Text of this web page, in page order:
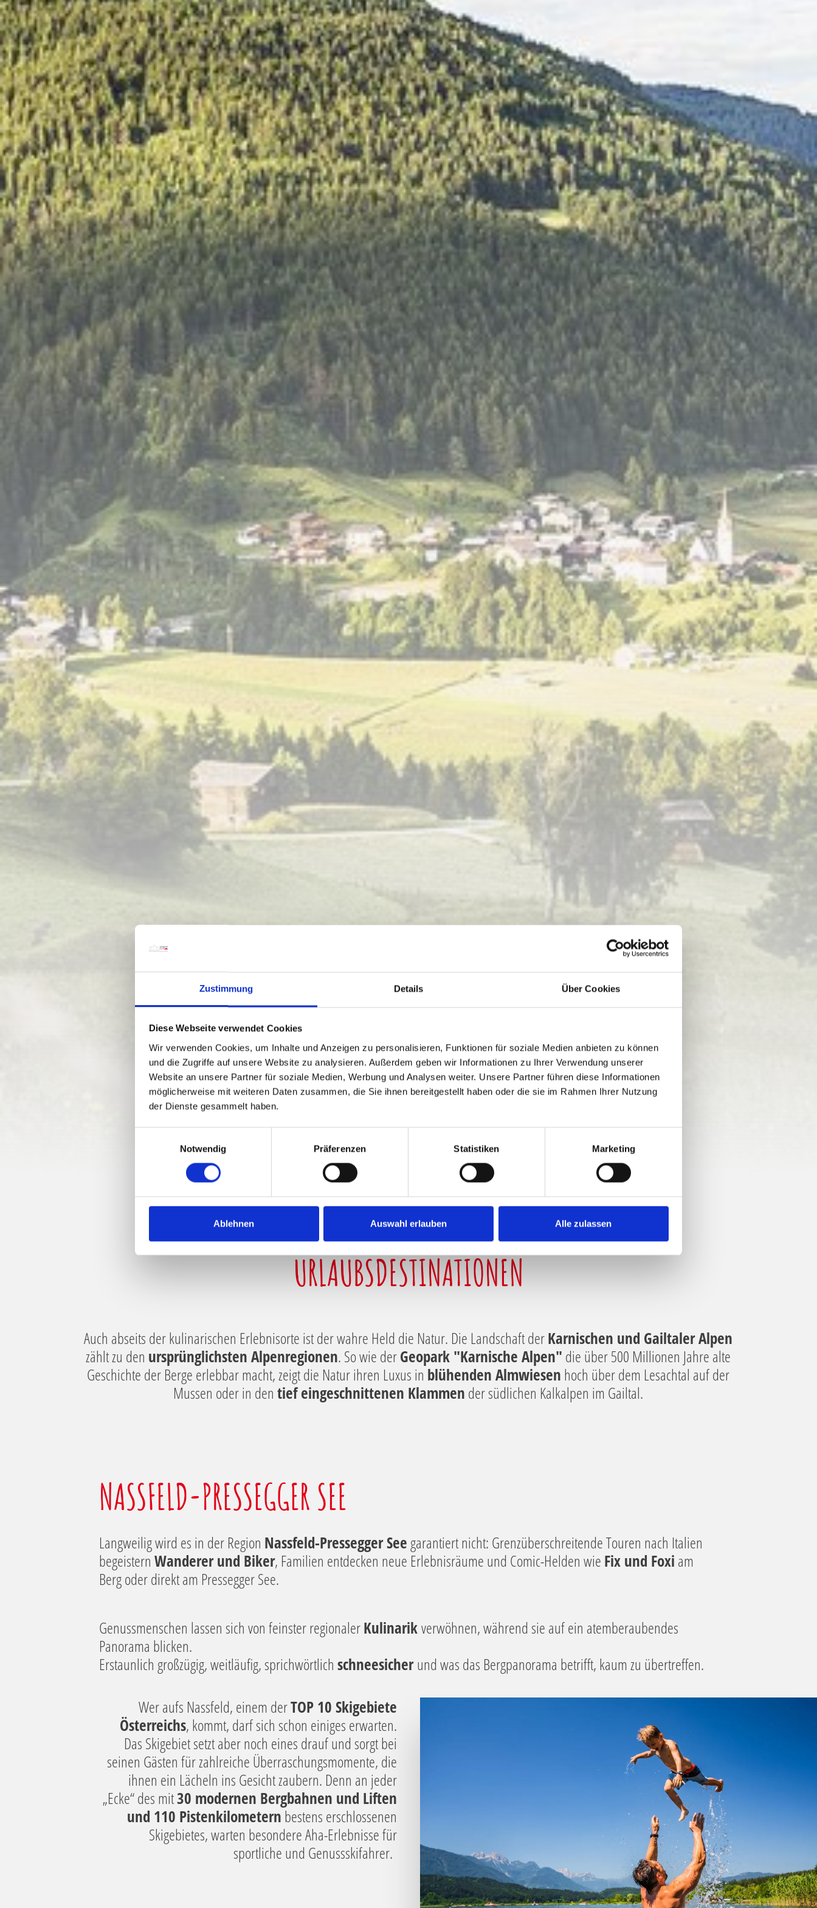
Zustimmung Details Über Cookies
Diese Webseite verwendet Cookies
Wir verwenden Cookies, um Inhalte und Anzeigen zu personalisieren, Funktionen für soziale Medien anbieten zu können
und die Zugriffe auf unsere Website zu analysieren. Außerdem geben wir Informationen zu Ihrer Verwendung unserer
Website an unsere Partner für soziale Medien, Werbung und Analysen weiter. Unsere Partner führen diese Informationen
möglicherweise mit weiteren Daten zusammen, die Sie ihnen bereitgestellt haben oder die sie im Rahmen Ihrer Nutzung
der Dienste gesammelt haben.
g
u
s
a
Notwendig Präferenzen Statistiken Marketing
Ablehnen Auswahl erlauben Alle zulassen
VOM NATURBELASSENSTEN TAL EUROPAS ENTLANG DES GAILFLUSSES ZUM
HÖCHSTGELEGENEN BADESEE DER ALPEN
URLAUBSDESTINATIONEN
Auch abseits der kulinarischen Erlebnisorte ist der wahre Held die Natur. Die Landschaft derKarnischen und Gailtaler Alpen
zählt zu den ursprünglichsten Alpenregionen. So wie derGeopark "Karnische Alpen" die über 500 Millionen Jahre alte
Geschichte der Berge erlebbar macht, zeigt die Natur ihren Luxus in blühenden Almwiesen hoch über dem Lesachtal auf der
Mussen oder in dentief eingeschnittenen Klammen der südlichen Kalkalpen im Gailtal.
NASSFELD-PRESSEGGER SEE
Langweilig wird es in der Region Nassfeld-Pressegger See garantiert nicht: Grenzüberschreitende Touren nach Italien
begeistern Wanderer und Biker, Familien entdecken neue Erlebnisräume und Comic-Helden wie Fix und Foxi am
Berg oder direkt am Pressegger See.
Genussmenschen lassen sich von feinster regionalerKulinarikverwöhnen, während sie auf ein atemberaubendes
Panorama blicken.
Erstaunlich großzügig, weitläufig, sprichwörtlich schneesicherund was das Bergpanorama betrifft, kaum zu übertreffen.
Wer aufs Nassfeld, einem derTOP 10 Skigebiete
Österreichs, kommt, darf sich schon einiges erwarten.
Das Skigebiet setzt aber noch eines drauf und sorgt bei
seinen Gästen für zahlreiche Überraschungsmomente, die
ihnen ein Lächeln ins Gesicht zaubern. Denn an jeder
„Ecke“ des mit30 modernen Bergbahnen und Liften
und 110 Pistenkilometern bestens erschlossenen
Skigebietes, warten besondere Aha-Erlebnisse für
sportliche und Genussskifahrer.